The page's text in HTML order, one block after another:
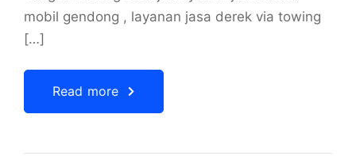
mobil gendong , layanan jasa derek via towing
[…]
Read more